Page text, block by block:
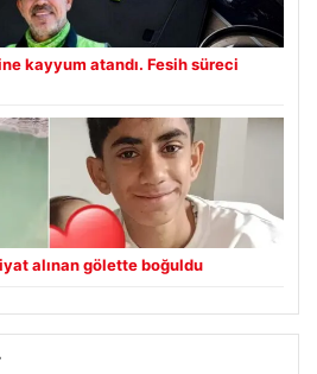
kayyum atandı. Fesih süreci
alınan gölette boğuldu